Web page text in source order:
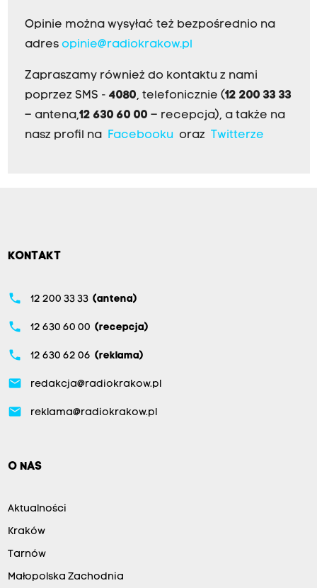
Opinie można wysyłać też bezpośrednio na
adres opinie@radiokrakow.pl
Zapraszamy również do kontaktu z nami
poprzez SMS - 4080, telefonicznie (12 200 33 33
– antena,12 630 60 00 – recepcja), a także na
nasz profil na
Facebookuoraz Twitterze
KONTAKT
phone 12 200 33 33 (antena)
phone 12 630 60 00 (recepcja)
phone 12 630 62 06 (reklama)
email redakcja@radiokrakow.pl
email reklama@radiokrakow.pl
O NAS
Aktualności
Kraków
Tarnów
Małopolska Zachodnia